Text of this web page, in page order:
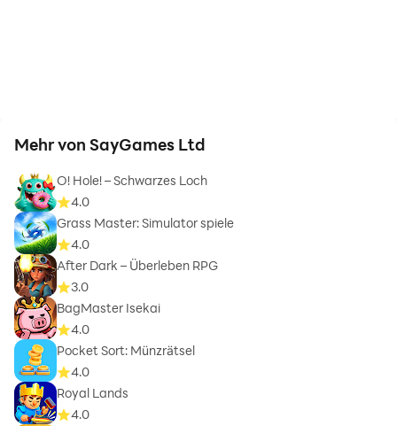
Mehr von SayGames Ltd
O! Hole! – Schwarzes Loch
4.0
Grass Master: Simulator spiele
4.0
After Dark – Überleben RPG
3.0
BagMaster Isekai
4.0
Pocket Sort: Münzrätsel
4.0
Royal Lands
4.0